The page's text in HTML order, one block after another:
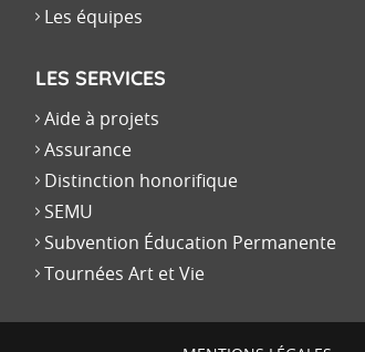
Les équipes
LES SERVICES
Aide à projets
Assurance
Distinction honorifique
SEMU
Subvention Éducation Permanente
Tournées Art et Vie